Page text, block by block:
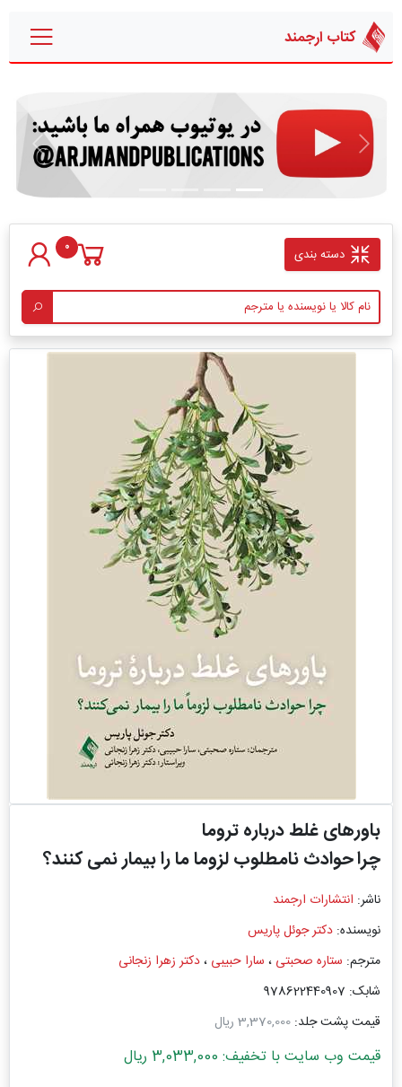
کتاب ارجمند
قبلی بعدی
دسته بندی 0
باورهای غلط درباره تروما
چرا حوادث نامطلوب لزوما ما را بیمار نمی کنند؟
ناشر: انتشارات ارجمند
نویسنده: دکتر جوئل پاریس
مترجم: ستاره صحبتی ، سارا حبیبی ،دکتر زهرا زنجانی
شابک: 978622440907
قیمت پشت جلد: 3,370,000 ریال
قیمت وب سایت با تخفیف: 3,033,000 ریال